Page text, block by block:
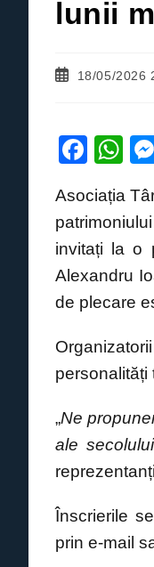
lunii
Post18/05/2026
F
c
e
b
o
k
W
at
s
A
p
Asociația
invitați la o
Alexandru
de plecare
personalități
„Ne
ale
Înscrierile
prin e-mail